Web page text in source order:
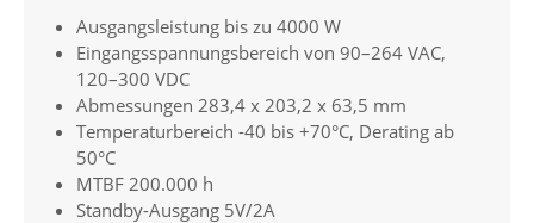
Ausgangsleistung bis zu 4000 W
Eingangsspannungsbereich von 90–264 VAC,
120–300 VDC
Abmessungen 283,4 x 203,2 x 63,5 mm
Temperaturbereich -40 bis +70°C, Derating ab
50°C
MTBF 200.000 h
Standby-Ausgang 5V/2A